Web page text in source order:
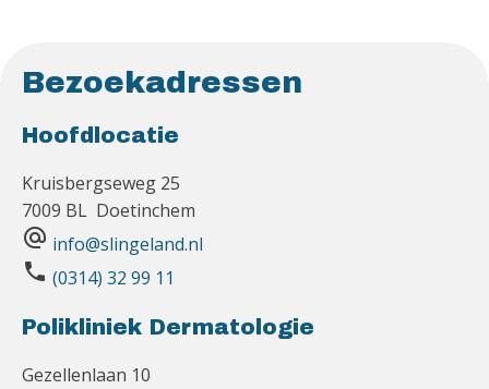
Bezoekadressen
Hoofdlocatie
Kruisbergseweg 25
7009 BL Doetinchem
alternate_email info@slingeland.nl
phone (0314) 32 99 11
Polikliniek Dermatologie
Gezellenlaan 10